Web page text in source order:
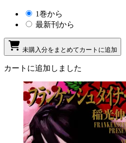
1巻から
最新刊から
未購入分をまとめてカートに追加
カートに追加しました